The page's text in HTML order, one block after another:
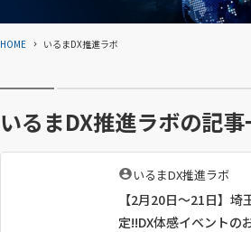
文
へ
HOME いるまDX推進ラボ
いるまDX推進ラボの記
執
者
：
いるまDX推進ラボ
【2月20日〜21日】埼
定!!DX体感イベントの